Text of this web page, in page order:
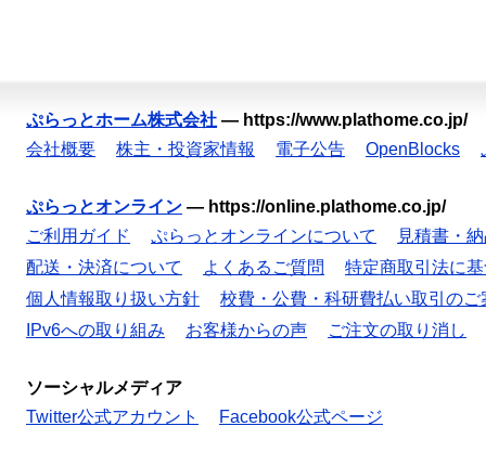
ぷらっとホーム株式会社 — https://www.plathome.co.jp/
会社概要
株主・投資家情報 電子公告 OpenBlocks
ぷらっとオンライン — https://online.plathome.co.jp/
ご利用ガイド
ぷらっとオンラインについて
見積書・
配送・決済について
よくあるご質問
特定商取引法に
個人情報取り扱い方針
校費・公費・科研費払い取引のご
IPv6への取り組み
お客様からの声 ご注文の取り消し
ソーシャルメディア
Twitter公式アカウント
Facebook公式ページ